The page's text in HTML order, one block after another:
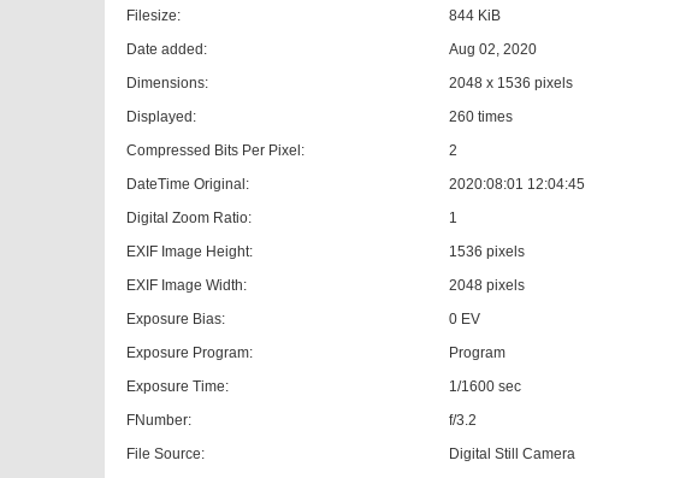
Filesize:
844 KiB
Date added:
Aug 02, 2020
Dimensions:
2048 x 1536 pixels
Displayed:
260 times
Compressed Bits Per Pixel:
2
DateTime Original:
2020:08:01 12:04:45
Digital Zoom Ratio:
1
EXIF Image Height:
1536 pixels
EXIF Image Width:
2048 pixels
Exposure Bias:
0 EV
Exposure Program:
Program
Exposure Time:
1/1600 sec
FNumber:
f/3.2
File Source:
Digital Still Camera